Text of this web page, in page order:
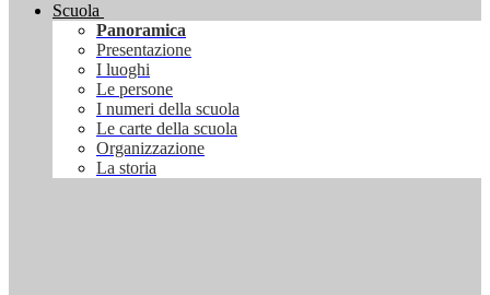
Scuola
Panoramica
Presentazione
I luoghi
Le persone
I numeri della scuola
Le carte della scuola
Organizzazione
La storia